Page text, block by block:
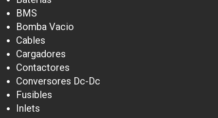
BMS
Bomba Vacio
Cables
Cargadores
Contactores
Conversores Dc-Dc
Fusibles
Inlets